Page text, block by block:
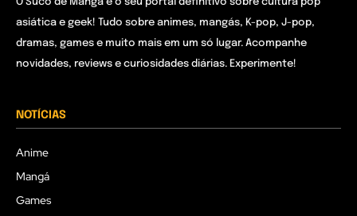
O Suco de Mangá é o seu portal definitivo sobre cultura pop
asiática e geek! Tudo sobre animes, mangás, K-pop, J-pop,
dramas, games e muito mais em um só lugar. Acompanhe
novidades, reviews e curiosidades diárias. Experimente!
NOTÍCIAS
Anime
Mangá
Games